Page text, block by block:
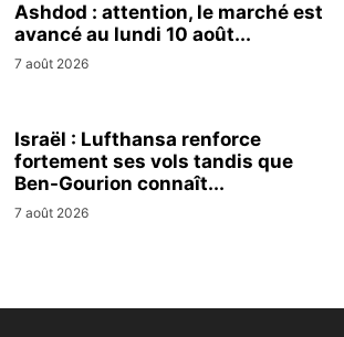
Ashdod : attention, le marché est
avancé au lundi 10 août...
7 août 2026
Israël : Lufthansa renforce
fortement ses vols tandis que
Ben-Gourion connaît...
7 août 2026